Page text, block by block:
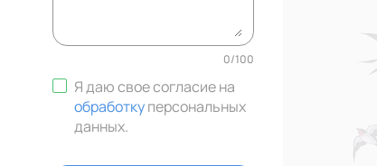
0/100
Я даю свое согласие на
обработкуперсональных
данных.